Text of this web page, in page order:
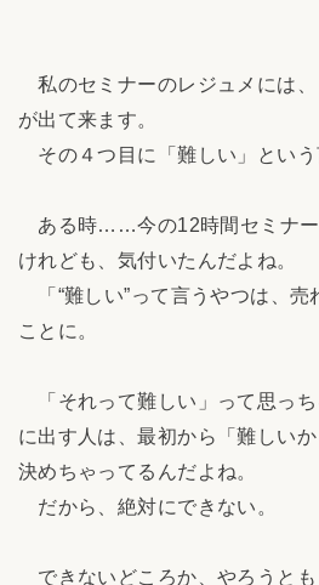
私のセミナーのレジュメには、
が出て来ます。
その４つ目に「難しい」という
ある時……今の12時間セミナー
けれども、気付いたんだよね。
「“難しい”って言うやつは、売
ことに。
「それって難しい」って思っ
に出す人は、最初から「難しい
決めちゃってるんだよね。
だから、絶対にできない。
できないどころか、やろうとも